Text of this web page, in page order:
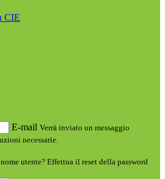
CIE
E-mail Verrà inviato un messaggio
necessarie.
utente? Effettua il reset della password